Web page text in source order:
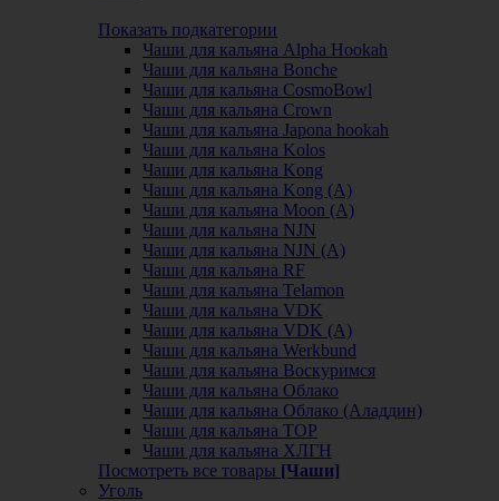
Показать подкатегории
Чаши для кальяна Alpha Hookah
Чаши для кальяна Bonche
Чаши для кальяна CosmoBowl
Чаши для кальяна Crown
Чаши для кальяна Japona hookah
Чаши для кальяна Kolos
Чаши для кальяна Kong
Чаши для кальяна Kong (A)
Чаши для кальяна Moon (А)
Чаши для кальяна NJN
Чаши для кальяна NJN (А)
Чаши для кальяна RF
Чаши для кальяна Telamon
Чаши для кальяна VDK
Чаши для кальяна VDK (А)
Чаши для кальяна Werkbund
Чаши для кальяна Воскуримся
Чаши для кальяна Облако
Чаши для кальяна Облако (Аладдин)
Чаши для кальяна ТОР
Чаши для кальяна ХЛГН
Посмотреть все товары [Чаши]
Уголь